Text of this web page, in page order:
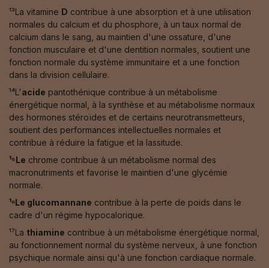
¹³La vitamine D contribue à une absorption et à une utilisation
normales du calcium et du phosphore, à un taux normal de
calcium dans le sang, au maintien d'une ossature, d'une
fonction musculaire et d'une dentition normales, soutient une
fonction normale du système immunitaire et a une fonction
dans la division cellulaire.
¹⁴L'acide pantothénique contribue à un métabolisme
énergétique normal, à la synthèse et au métabolisme normaux
des hormones stéroïdes et de certains neurotransmetteurs,
soutient des performances intellectuelles normales et
contribue à réduire la fatigue et la lassitude.
¹⁵Le chrome contribue à un métabolisme normal des
macronutriments et favorise le maintien d'une glycémie
normale.
¹⁶Le glucomannane contribue à la perte de poids dans le
cadre d'un régime hypocalorique.
¹⁷La thiamine contribue à un métabolisme énergétique normal,
au fonctionnement normal du système nerveux, à une fonction
psychique normale ainsi qu'à une fonction cardiaque normale.